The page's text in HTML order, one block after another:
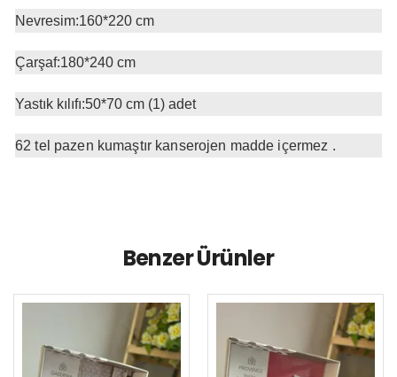
Nevresim:160*220 cm
Çarşaf:180*240 cm
Yastık kılıfı:50*70 cm (1) adet
62 tel pazen kumaştır kanserojen madde içermez .
Benzer Ürünler